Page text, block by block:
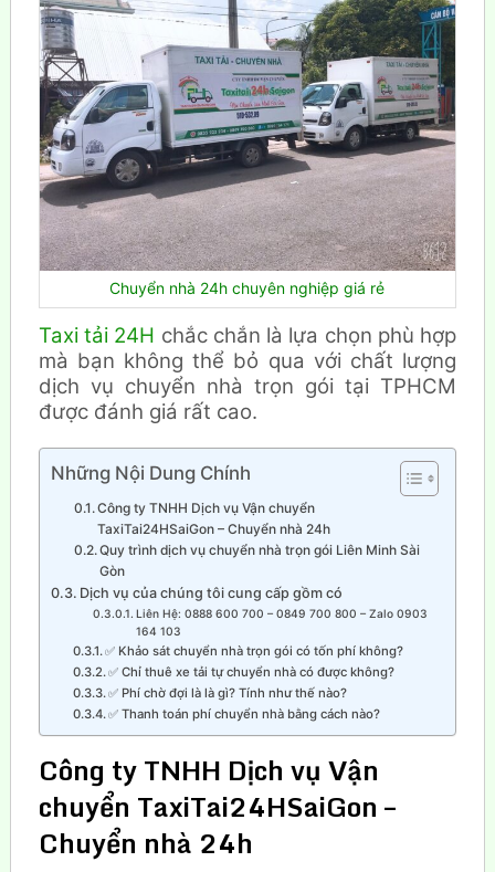
Chuyển nhà 24h chuyên nghiệp giá rẻ
Taxi tải 24H chắc chắn là lựa chọn phù hợp
mà bạn không thể bỏ qua với chất lượng
dịch vụ chuyển nhà trọn gói tại TPHCM
được đánh giá rất cao.
Những Nội Dung Chính
Công ty TNHH Dịch vụ Vận chuyển
TaxiTai24HSaiGon – Chuyển nhà 24h
Quy trình dịch vụ chuyển nhà trọn gói Liên Minh Sài
Gòn
Dịch vụ của chúng tôi cung cấp gồm có
Liên Hệ: 0888 600 700 – 0849 700 800 – Zalo 0903
164 103
✅ Khảo sát chuyển nhà trọn gói có tốn phí không?
✅ Chỉ thuê xe tải tự chuyển nhà có được không?
✅ Phí chờ đợi là là gì? Tính như thế nào?
✅ Thanh toán phí chuyển nhà bằng cách nào?
Công ty TNHH Dịch vụ Vận
chuyển TaxiTai24HSaiGon –
Chuyển nhà 24h